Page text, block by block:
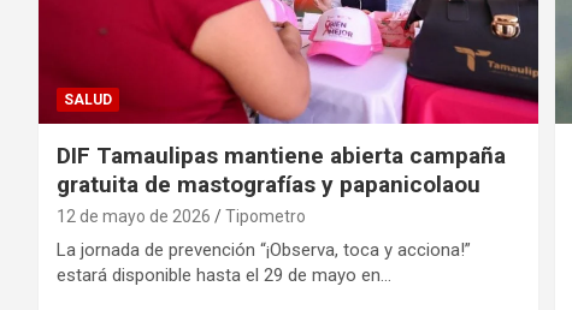
SALUD
DIF Tamaulipas mantiene abierta campaña
gratuita de mastografías y papanicolaou
12 de mayo de 2026 Tipometro
La jornada de prevención “¡Observa, toca y acciona!”
estará disponible hasta el 29 de mayo en…